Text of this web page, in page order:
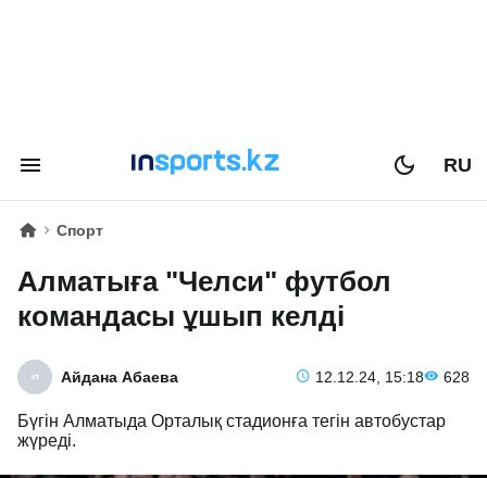
RU
Спорт
Алматыға "Челси" футбол
командасы ұшып келді
Айдана Абаева 12.12.24, 15:18 628
Бүгін Алматыда Орталық стадионға тегін автобустар
жүреді.